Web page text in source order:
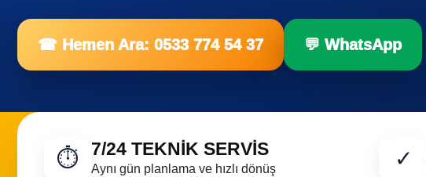
☎ Hemen Ara: 0533 774 54 37 💬 WhatsApp
⏱ 7/24 TEKNIK SERVIS
Aynı gün planlama ve hızlı dönüş ✓